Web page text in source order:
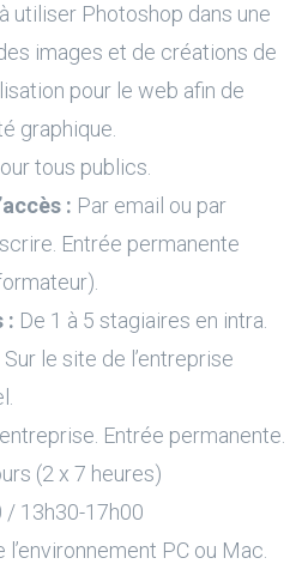
utiliser Photoshop dans une
images et de créations de
pour le web afin de
graphique.
tous publics.
: Par email ou par
Entrée permanente
: De 1 à 5 stagiaires en intra.
Sur le site de l’entreprise
Entrée permanente.
(2 x 7 heures)
/ 13h30-17h00
PC ou Mac.